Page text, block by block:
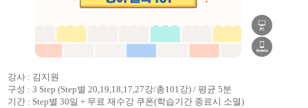
강사 : 김지원
구성 : 3 Step (Step별 20,19,18,17,27강/총101강) / 평균 5분
기간 : Step별 30일 + 무료 재수강 쿠폰(학습기간 종료시 소멸)